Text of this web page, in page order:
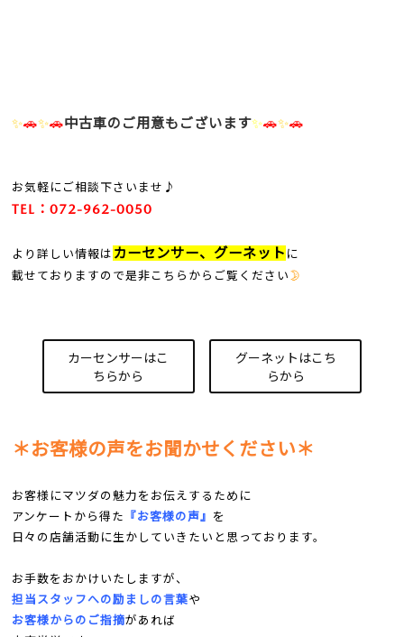
✨🚗✨🚗中古車のご用意もございます✨🚗✨🚗
お気軽にご相談下さいませ♪
TEL：072-962-0050
より詳しい情報は カーセンサー、グーネット に
載せておりますので是非こちらからご覧ください 🌛
カーセンサーはこ
ちらから
グーネットはこち
らから
＊お客様の声をお聞かせください＊
お客様にマツダの魅力をお伝えするために
アンケートから得た 『お客様の声』 を
日々の店舗活動に生かしていきたいと思っております。
お手数をおかけいたしますが、
担当スタッフへの励ましの言葉や
お客様からのご指摘があれば